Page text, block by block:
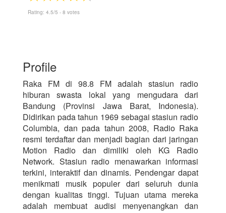
Rating: 4.5/5 - 8 votes
Profile
Raka FM di 98.8 FM adalah stasiun radio
hiburan swasta lokal yang mengudara dari
Bandung (Provinsi Jawa Barat, Indonesia).
Didirikan pada tahun 1969 sebagai stasiun radio
Columbia, dan pada tahun 2008, Radio Raka
resmi terdaftar dan menjadi bagian dari jaringan
Motion Radio dan dimiliki oleh KG Radio
Network. Stasiun radio menawarkan informasi
terkini, interaktif dan dinamis. Pendengar dapat
menikmati musik populer dari seluruh dunia
dengan kualitas tinggi. Tujuan utama mereka
adalah membuat audisi menyenangkan dan